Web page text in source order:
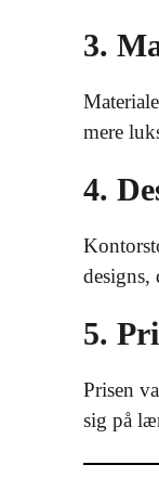
3.
mere
4.
designs,
5.
Prisen
sig på